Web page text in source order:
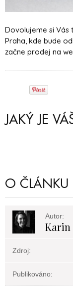
Dovolujeme si Vás
Praha, kde bude
začne prodej na
JAKÝ JE
O ČLÁNKU
Autor:
Karin
Zdroj:
Publikováno: